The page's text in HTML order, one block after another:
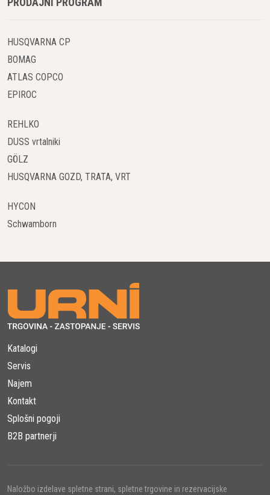
HUSQVARNA CP
BOMAG
ATLAS COPCO
EPIROC
REHLKO
DUSS vrtalniki
GÖLZ
HUSQVARNA GOZD, TRATA, VRT
HYCON
Schwamborn
Katalogi
Servis
Najem
Kontakt
Splošni pogoji
B2B partnerji
Naložbo izdelave spletne strani, spletne trgovine in rezervacijske